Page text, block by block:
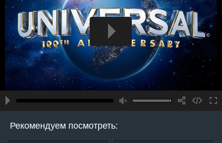
Рекомендуем посмотреть: